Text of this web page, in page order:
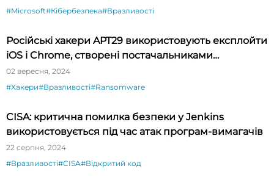
#Microsoft#Кібербезпека#Вразливості
Російські хакери APT29 використовують експлойти
iOS і Chrome, створені постачальниками
шпигунського ПЗ
02 вересня, 2024
#Хакери#Вразливості#Ransomware
CISA: критична помилка безпеки у Jenkins
використовується під час атак програм-вимагачів
22 серпня, 2024
#Вразливості#CISA#Відкритий код